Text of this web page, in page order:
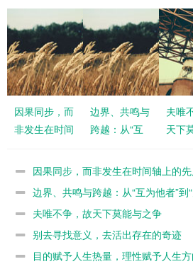
因果同步，而
非发生在时间
边界、共鸣与
跨越：从“互
体通悲”的哲
夫唯
天下
因果同步，而非发生在时间轴上的
边界、共鸣与跨越：从“互为他者”到
夫唯不争，故天下莫能与之争
别去寻找意义，去活出存在的奇迹
目的赋予人生热量，理性赋予人生方